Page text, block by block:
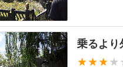
乗るより
★★★